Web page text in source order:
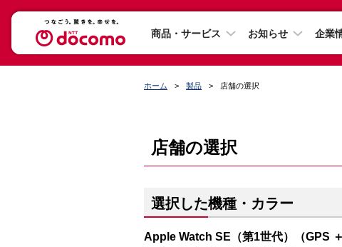
商品・サービス お知らせ 企業
ホーム 製品 店舗の選択
店舗の選択
選択した機種・カラー
Apple Watch SE（第1世代）（GPS